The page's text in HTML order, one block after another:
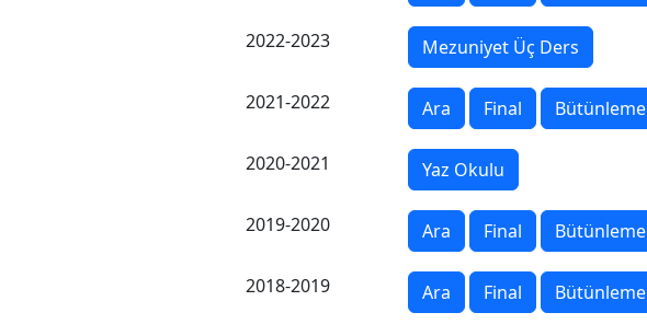
2022-2023 Mezuniyet Üç Ders
2021-2022 Ara Final Bütünleme
2020-2021 Yaz Okulu
2019-2020 Ara Final Bütünleme
2018-2019 Ara Final Bütünleme